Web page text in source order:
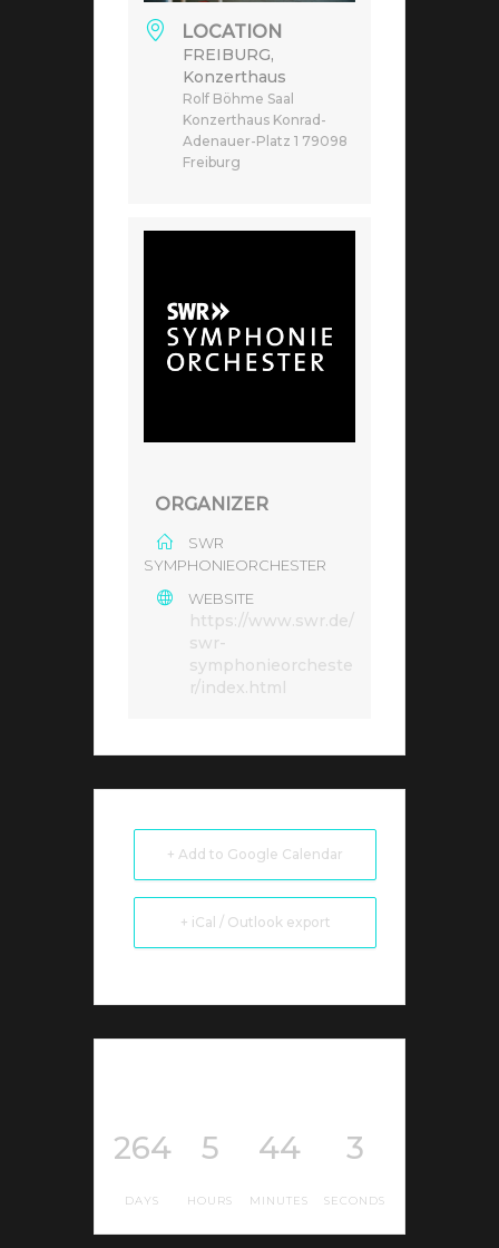
LOCATION
FREIBURG,
Konzerthaus
Rolf Böhme Saal
Konzerthaus Konrad-
Adenauer-Platz 1 79098
Freiburg
ORGANIZER
SWR
SYMPHONIEORCHESTER
WEBSITE
https://www.swr.de/
swr-
symphonieorcheste
r/index.html
+ Add to Google Calendar
+ iCal / Outlook export
264
DAYS
5
HOURS
44
MINUTES
3
SECONDS